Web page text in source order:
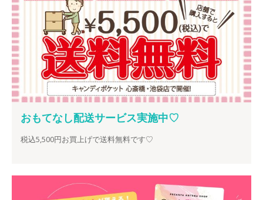
おもてなし配送サービス実施中♡
税込5,500円お買上げで送料無料です♡